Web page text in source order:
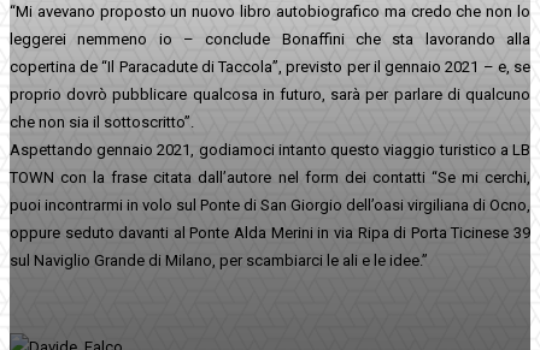
“Mi avevano proposto un nuovo libro autobiografico ma credo che non lo
leggerei nemmeno io – conclude Bonaffini che sta lavorando alla
copertina de “Il Paracadute di Taccola”, previsto per il gennaio 2021 – e, se
proprio dovrò pubblicare qualcosa in futuro, sarà per parlare di qualcuno
che non sia il sottoscritto”.
Aspettando gennaio 2021, godiamoci intanto questo viaggio turistico a LB
TOWN con la frase citata dall’autore nel form dei contatti “Se mi cerchi,
puoi incontrarmi in volo sul Ponte di San Giorgio dell’oasi virgiliana di Ocno,
oppure seduto davanti al Ponte Alda Merini in via Ripa di Porta Ticinese 39
sul Naviglio Grande di Milano, per scambiarci le ali e le idee.”